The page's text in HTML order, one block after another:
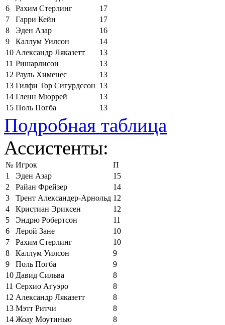
6
Рахим Стерлинг
17
7
Гарри Кейн
17
8
Эден Азар
16
9
Каллум Уилсон
14
10 Александр Ляказетт
13
11 Ришарлисон
13
12 Рауль Хименес
13
13 Гилфи Тор Сигурдссон 13
14 Гленн Мюррей
13
15 Поль Погба 13
Подробная таблица
Ассистенты:
№ Игрок
П
1
Эден Азар
15
2
Райан Фрейзер
14
3
Трент Александер-Арнольд 12
4
Кристиан Эриксен
12
5
Эндрю Робертсон
11
6
Лерой Зане
10
7
Рахим Стерлинг
10
8
Каллум Уилсон
9
9
Поль Погба
9
10 Давид Сильва
8
11 Серхио Агуэро
8
12 Александр Ляказетт
8
13 Мэтт Ритчи
8
14 Жоау Моутинью
8